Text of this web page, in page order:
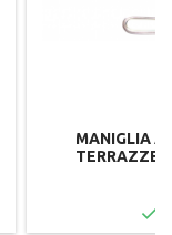
MANIGLIA
TERRAZZE
